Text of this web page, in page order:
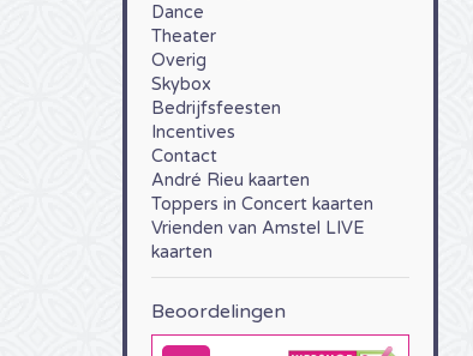
Dance
Theater
Overig
Skybox
Bedrijfsfeesten
Incentives
Contact
André Rieu kaarten
Toppers in Concert kaarten
Vrienden van Amstel LIVE
kaarten
Beoordelingen